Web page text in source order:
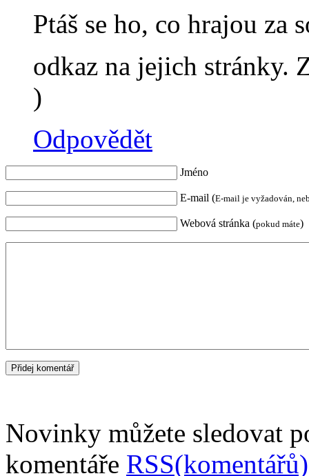
Ptáš se ho, co hrajou za
odkaz na jejich stránky.
)
Odpovědět
Jméno
E-mail (E-mail je vyžadován,
Webová stránka (pokud máte)
Novinky můžete sledovat
komentáře RSS(komentářů)